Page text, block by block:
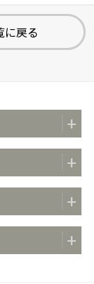
に戻る